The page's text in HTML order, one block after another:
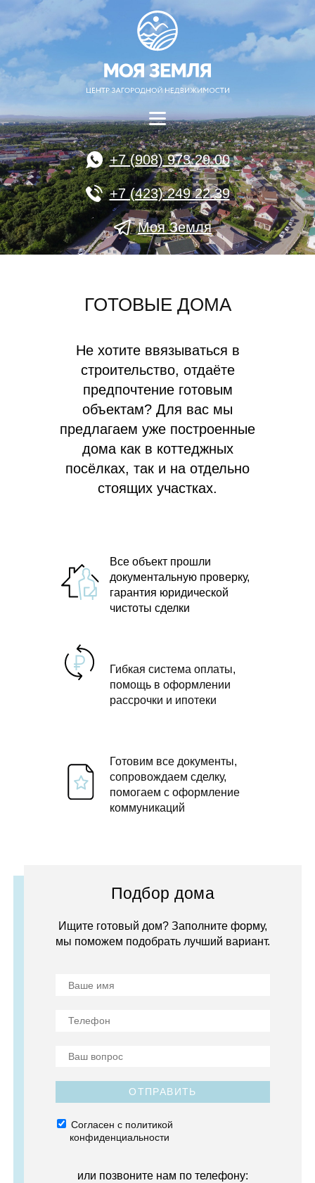
+7 (908) 973 29 00
+7 (423) 249 22 39
Моя Земля
ГОТОВЫЕ ДОМА
Не хотите ввязываться в
строительство, отдаёте
предпочтение готовым
объектам? Для вас мы
предлагаем уже построенные
дома как в коттеджных
посёлках, так и на отдельно
стоящих участках.
Все объект прошли
документальную проверку,
гарантия юридической
чистоты сделки
Гибкая система оплаты,
помощь в оформлении
рассрочки и ипотеки
Готовим все документы,
сопровождаем сделку,
помогаем с оформление
коммуникаций
Подбор дома
Ищите готовый дом? Заполните форму,
мы поможем подобрать лучший вариант.
ОТПРАВИТЬ
Согласен с политикой
конфиденциальности
или позвоните нам по телефону: